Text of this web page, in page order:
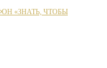
«ЗНАТЬ, ЧТОБЫ